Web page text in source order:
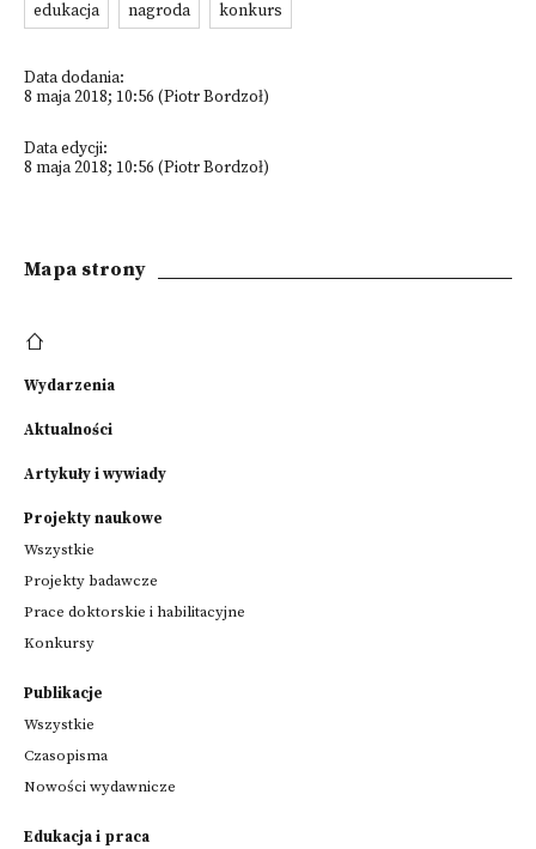
edukacja
nagroda konkurs
Data dodania:
8 maja 2018; 10:56 (Piotr Bordzoł)
Data edycji:
8 maja 2018; 10:56 (Piotr Bordzoł)
Mapa strony
Wydarzenia
Aktualności
Artykuły i wywiady
Projekty naukowe
Wszystkie
Projekty badawcze
Prace doktorskie i habilitacyjne
Konkursy
Publikacje
Wszystkie
Czasopisma
Nowości wydawnicze
Edukacja i praca